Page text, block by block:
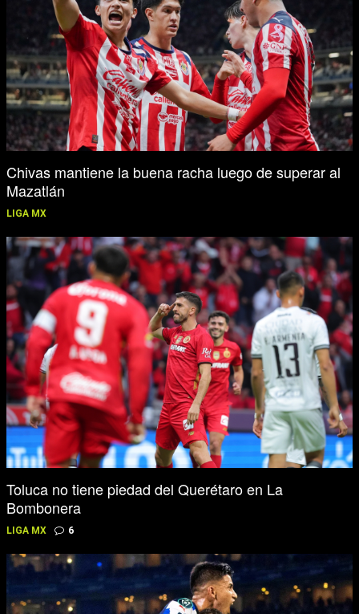
Chivas mantiene la buena racha luego de superar al
Mazatlán
LIGA MX
Toluca no tiene piedad del Querétaro en La
Bombonera
LIGA MX 6